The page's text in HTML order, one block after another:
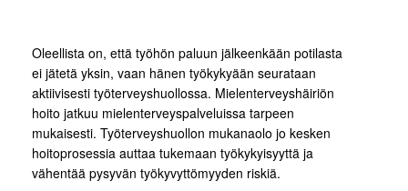
Oleellista on, että työhön paluun jälkeenkään potilasta
ei jätetä yksin, vaan hänen työkykyään seurataan
aktiivisesti työterveyshuollossa. Mielenterveyshäiriön
hoito jatkuu mielenterveyspalveluissa tarpeen
mukaisesti. Työterveyshuollon mukanaolo jo kesken
hoitoprosessia auttaa tukemaan työkykyisyyttä ja
vähentää pysyvän työkyvyttömyyden riskiä.